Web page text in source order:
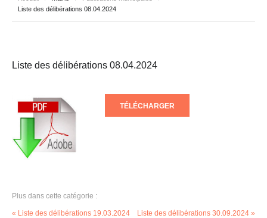
Liste des délibérations 08.04.2024
Liste des délibérations 08.04.2024
TÉLÉCHARGER
Plus dans cette catégorie :
« Liste des délibérations 19.03.2024 Liste des délibérations 30.09.2024 »